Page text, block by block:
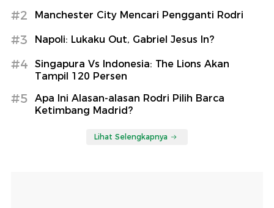
#2 Manchester City Mencari Pengganti Rodri
#3 Napoli: Lukaku Out, Gabriel Jesus In?
#4
Singapura Vs Indonesia: The Lions Akan
Tampil 120 Persen
#5
Apa Ini Alasan-alasan Rodri Pilih Barca
Ketimbang Madrid?
Lihat Selengkapnya